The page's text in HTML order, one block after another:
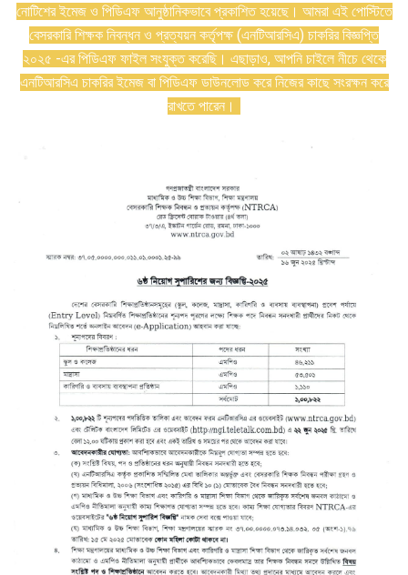
নোটিশের ইমেজ ও পিডিএফ আনুষ্ঠানিকভাবে প্রকাশিত হয়েছে। আমরা এই পোস্টিতে
বেসরকারি শিক্ষক নিবন্ধন ও প্রত্যয়ন কর্তৃপক্ষ (এনটিআরসিএ) চাকরির বিজ্ঞপ্তি
২০২৫ -এর পিডিএফ ফাইল সংযুক্ত করেছি। এছাড়াও, আপনি চাইলে নীচে থেকে
এনটিআরসিএ চাকরির ইমেজ বা পিডিএফ ডাউনলোড করে নিজের কাছে সংরক্ষন করে
রাখতে পারেন।